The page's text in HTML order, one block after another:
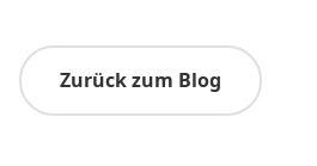
Zurück zum Blog